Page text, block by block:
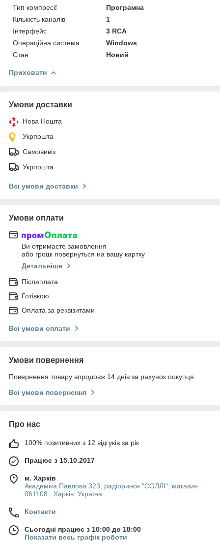
Тип компресії
Програмна
Кількість каналів
1
Інтерфейс
3 RCA
Операційна система
Windows
Стан
Новий
Приховати
Умови доставки
Нова Пошта
Укрпошта
Самовивіз
Укрпошта
Всі умови доставки
Умови оплати
Ви отримаєте замовлення
або гроші повернуться на вашу картку
Детальніше
Післяплата
Готівкою
Оплата за реквізитами
Всі умови оплати
Умови повернення
Повернення товару впродовж 14 днів за рахунок покупця
Всі умови повернення
Про нас
100% позитивних з 12 відгуків за рік
Працює з 15.10.2017
м. Харків
Академіка Павлова 323, радіоринок "СОЛЛІ", магазин
061108., Харків, Україна
Контакти
Сьогодні працює з 10:00 до 18:00
Показати весь графік роботи